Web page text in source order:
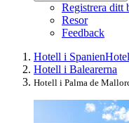
Registrera ditt
Resor
Feedback
Hotell i Spanien
Hotell i Balearerna
Hotell i Palma de